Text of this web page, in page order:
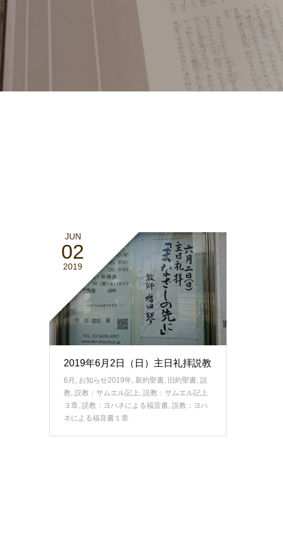
JUN
02
2019
2019年6月2日（日）主日礼拝説教
6月 , お知らせ2019年, 新約聖書, 旧約聖書, 説
教, 説教：サムエル記上, 説教：サムエル記上
３章, 説教：ヨハネによる福音書, 説教：ヨハ
ネによる福音書１章